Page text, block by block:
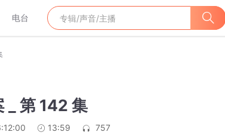
电台
_ 第 142 集
13:59
757